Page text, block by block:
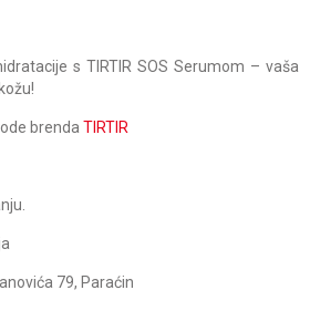
s TIRTIR SOS Serumom – vaša
brendaTIRTIR
79, Paraćin